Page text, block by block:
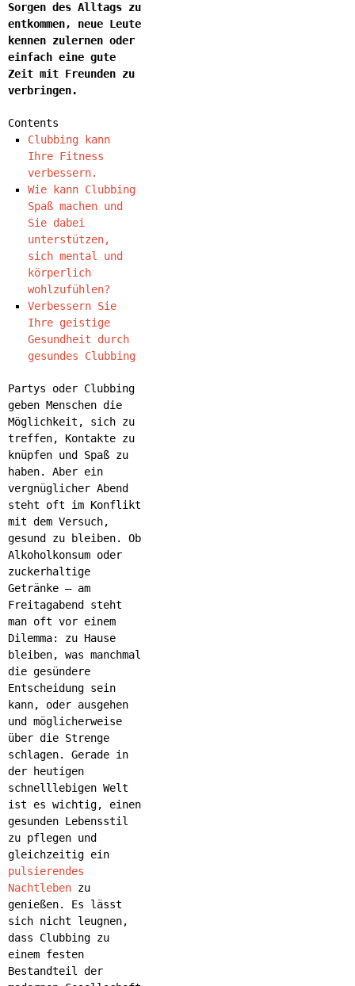
Sorgen des Alltags zu
entkommen, neue Leute
kennen zulernen oder
einfach eine gute
Zeit mit Freunden zu
verbringen.
Contents
Clubbing kann
Ihre Fitness
verbessern.
Wie kann Clubbing
Spaß machen und
Sie dabei
unterstützen,
sich mental und
körperlich
wohlzufühlen?
Verbessern Sie
Ihre geistige
Gesundheit durch
gesundes Clubbing
Partys oder Clubbing
geben Menschen die
Möglichkeit, sich zu
treffen, Kontakte zu
knüpfen und Spaß zu
haben. Aber ein
vergnüglicher Abend
steht oft im Konflikt
mit dem Versuch,
gesund zu bleiben. Ob
Alkoholkonsum oder
zuckerhaltige
Getränke – am
Freitagabend steht
man oft vor einem
Dilemma: zu Hause
bleiben, was manchmal
die gesündere
Entscheidung sein
kann, oder ausgehen
und möglicherweise
über die Strenge
schlagen. Gerade in
der heutigen
schnelllebigen Welt
ist es wichtig, einen
gesunden Lebensstil
zu pflegen und
gleichzeitig ein
pulsierendes
Nachtleben zu
genießen. Es lässt
sich nicht leugnen,
dass Clubbing zu
einem festen
Bestandteil der